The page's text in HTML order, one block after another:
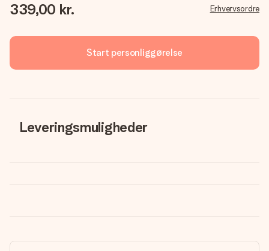
339,00 kr. Erhvervsordre
Start personliggørelse
Leveringsmuligheder